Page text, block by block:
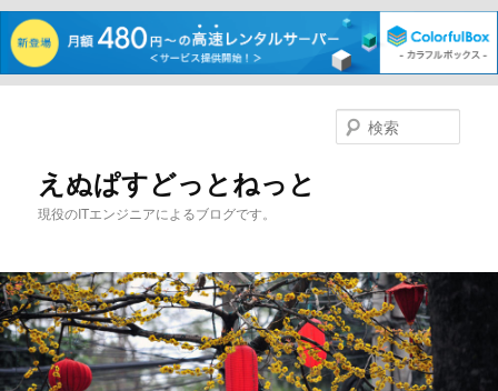
へ
移
動
移
動
えぬぱすどっとねっと
現役のITエンジニアによるブログです。
索